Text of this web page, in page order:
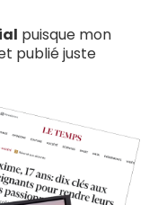
puisque mon
publié juste